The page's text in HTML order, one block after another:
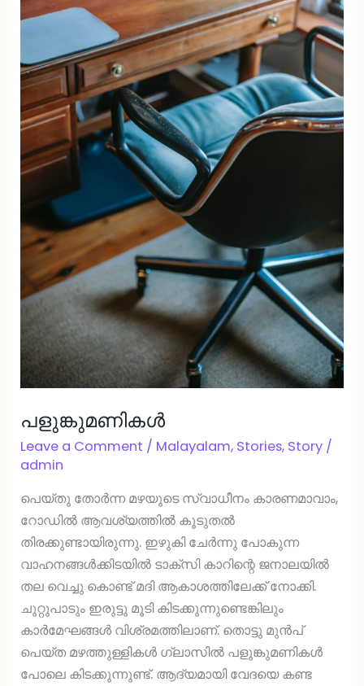
പളുങ്കുമണികൾ
Leave a Comment / Malayalam, Stories, Story /
admin
പെയ്തു തോർന്ന മഴയുടെ സ്വാധീനം കാരണമാവാം,
റോഡിൽ ആവശ്യത്തിൽ കൂടുതൽ
തിരക്കുണ്ടായിരുന്നു. ഇഴുകി ചേർന്നു പോകുന്ന
വാഹനങ്ങൾക്കിടയിൽ ടാക്സി കാറിന്റെ ജനാലയിൽ
തല വെച്ചു കൊണ്ട് മദി ആകാശത്തിലേക്ക് നോക്കി.
ചുറ്റുപാടും ഇരുട്ടു മൂടി കിടക്കുന്നുണ്ടെങ്കിലും
കാർമേഘങ്ങൾ വിശ്രമത്തിലാണ്. തൊട്ടു മുൻപ്
പെയ്ത മഴത്തുള്ളികൾ ഗ്ലാസിൽ പളുങ്കുമണികൾ
പോലെ കിടക്കുന്നുണ്ട്. ആദ്യമായി വേദയെ കണ്ട